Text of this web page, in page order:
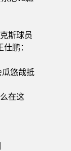
斯球员
鹏：
瓜悠哉抵
在这